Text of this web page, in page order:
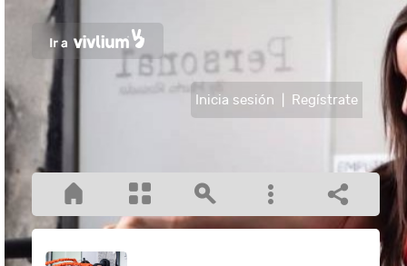
Inicia sesión Regístrate